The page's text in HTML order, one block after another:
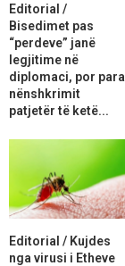
Editorial /
Bisedimet pas
“perdeve” janë
legjitime në
diplomaci, por para
nënshkrimit
patjetër të ketë...
Editorial / Kujdes
nga virusi i Etheve